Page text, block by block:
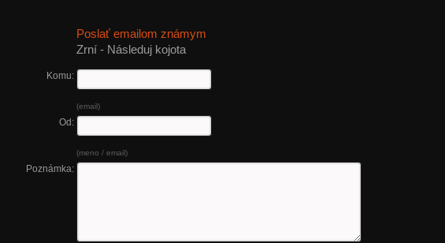
Poslať emailom známym
Zrní - Následuj kojota
Komu:
(email)
Od:
(meno / email)
Poznámka: